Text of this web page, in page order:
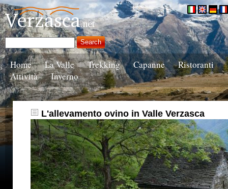
Home La Valle Trekking Capanne
Ristoranti
Attività
Inverno
L'allevamento ovino in Valle Verzasca